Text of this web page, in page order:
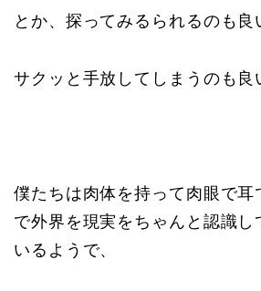
とか、探ってみるられるのも良
サクッと手放してしまうのも良
僕たちは肉体を持って肉眼で耳
で外界を現実をちゃんと認識し
いるようで、